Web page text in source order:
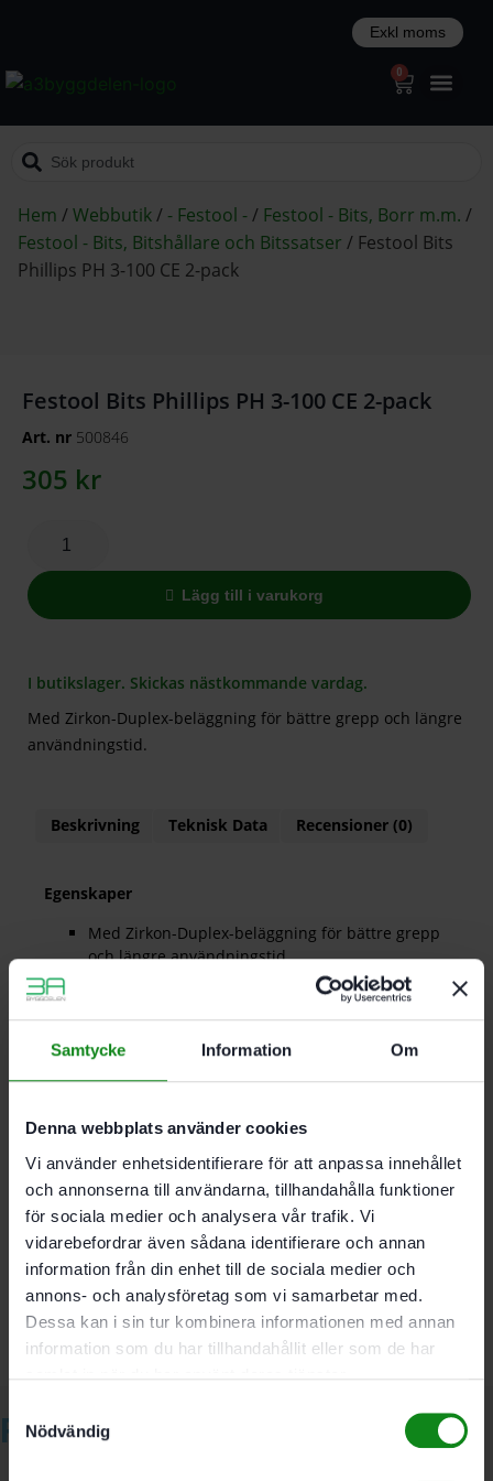
Samtycke Information Om
Denna webbplats använder cookies
Vi använder enhetsidentifierare för att anpassa innehållet
och annonserna till användarna, tillhandahålla funktioner
för sociala medier och analysera vår trafik. Vi
vidarebefordrar även sådana identifierare och annan
information från din enhet till de sociala medier och
annons- och analysföretag som vi samarbetar med.
Dessa kan i sin tur kombinera informationen med annan
information som du har tillhandahållit eller som de har
Nödvändig
0
Hem /Webbutik/ - Festool -/ Festool - Bits, Borr m.m. /
Festool - Bits, Bitshållare och Bitssatser / Festool Bits
Phillips PH 3-100 CE 2-pack
Festool Bits Phillips PH 3-100 CE 2-pack
Art. nr 500846
305 kr
Lägg till i varukorg
I butikslager. Skickas nästkommande vardag.
Med Zirkon-Duplex-beläggning för bättre grepp och längre
användningstid.
Beskrivning Teknisk Data Recensioner (0)
Egenskaper
Med Zirkon-Duplex-beläggning för bättre grepp
och längre användningstid
Storlek PH 3
Förpackning 2-pack
Det finns inga recensioner än.
Bli först med att recensera ”Festool Bits Phillips PH 3-
100 CE 2-pack”
Du måste varainloggadför att skriva en recension.
Relaterade produkter